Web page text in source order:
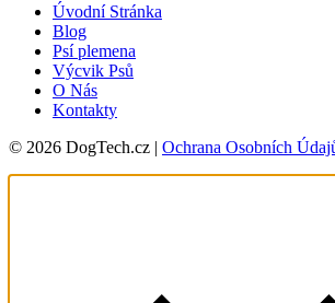
Úvodní Stránka
Blog
Psí plemena
Výcvik Psů
O Nás
Kontakty
© 2026 DogTech.cz | Ochrana Osobních